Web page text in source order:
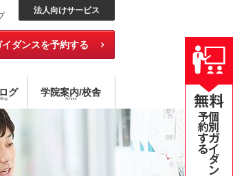
法人向けサービス
ダンスを予約する
学スクール
ハイブリッド型選択受講
無料公開セミナー
グ
Blog
学院案内/校舎
School
オンライン・スクール